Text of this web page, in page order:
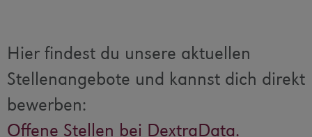
Hier findest du unsere aktuellen
Stellenangebote und kannst dich direkt
bewerben:
Offene Stellen bei DextraData.